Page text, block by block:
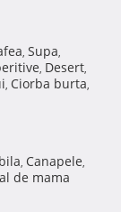
, Supa,
, Desert,
, Ciorba burta,
, Canapele,
de mama